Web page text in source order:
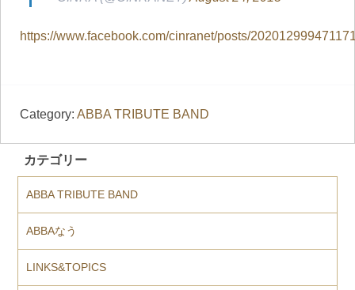
https://www.facebook.com/cinranet/posts/
Category: ABBA TRIBUTE BAND
カテゴリー
ABBA TRIBUTE BAND
ABBAなう
LINKS&TOPICS